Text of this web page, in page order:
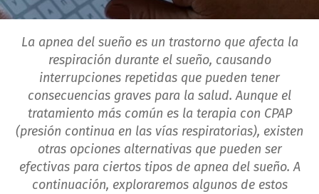
La apnea del sueño es un trastorno que afecta la
respiración durante el sueño, causando
interrupciones repetidas que pueden tener
consecuencias graves para la salud. Aunque el
tratamiento más común es la terapia con CPAP
(presión continua en las vías respiratorias), existen
otras opciones alternativas que pueden ser
efectivas para ciertos tipos de apnea del sueño. A
continuación, exploraremos algunos de estos